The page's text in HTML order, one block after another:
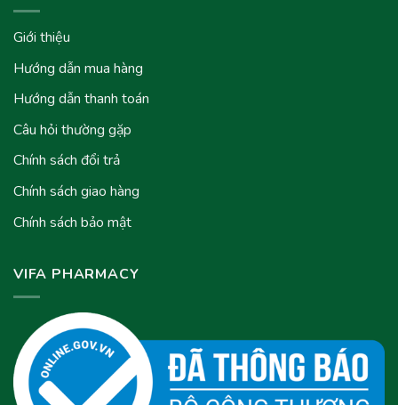
Giới thiệu
Hướng dẫn mua hàng
Hướng dẫn thanh toán
Câu hỏi thường gặp
Chính sách đổi trả
Chính sách giao hàng
Chính sách bảo mật
VIFA PHARMACY